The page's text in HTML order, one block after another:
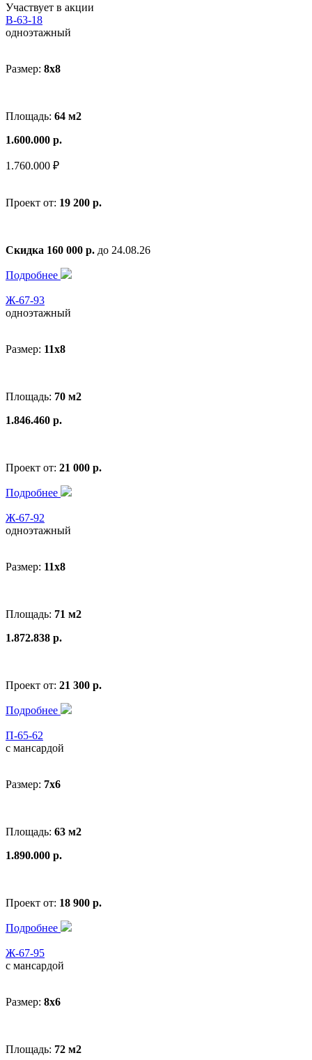
Участвует в акции
В-63-18
одноэтажный
Размер: 8x8
Площадь: 64 м2
1.600.000 р.
1.760.000 ₽
Проект от: 19 200 р.
Скидка 160 000 р. до 24.08.26
Подробнее
Ж-67-93
одноэтажный
Размер: 11x8
Площадь: 70 м2
1.846.460 р.
Проект от: 21 000 р.
Подробнее
Ж-67-92
одноэтажный
Размер: 11x8
Площадь: 71 м2
1.872.838 р.
Проект от: 21 300 р.
Подробнее
П-65-62
с мансардой
Размер: 7х6
Площадь: 63 м2
1.890.000 р.
Проект от: 18 900 р.
Подробнее
Ж-67-95
с мансардой
Размер: 8x6
Площадь: 72 м2